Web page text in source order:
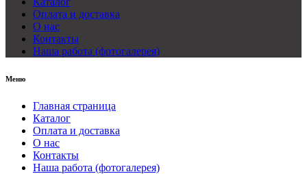
Оплата и доставка
О нас
Контакты
Наша работа (фотогалерея)
Меню
Главная страница
Каталог
Оплата и доставка
О нас
Контакты
Наша работа (фотогалерея)